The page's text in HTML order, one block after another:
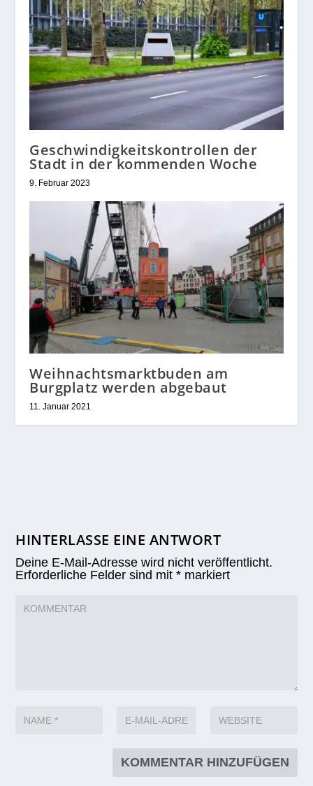
Geschwindigkeitskontrollen der
Stadt in der kommenden Woche
9. Februar 2023
Weihnachtsmarktbuden am
Burgplatz werden abgebaut
11. Januar 2021
HINTERLASSE EINE ANTWORT
Deine E-Mail-Adresse wird nicht veröffentlicht.
Erforderliche Felder sind mit* markiert